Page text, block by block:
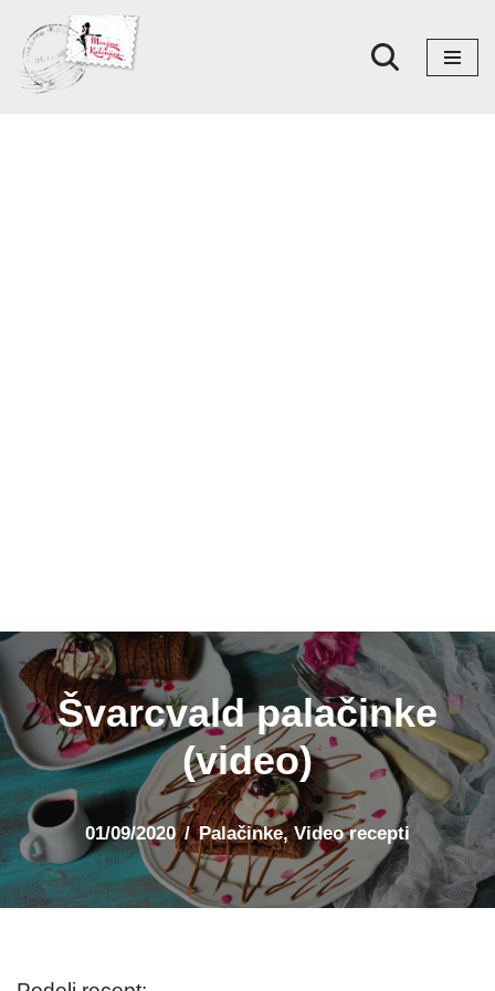
Skoči
na
Švarcvald palačinke
(video)
01/09/2020 Palačinke,Video recepti